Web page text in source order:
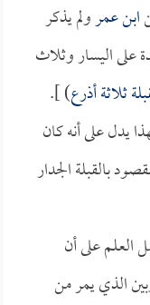
ابن عمرولم يذكر
على اليسار وثلاث
ثلاثة أذرع) ].
يدل على أنه كان
بالقبلة الجدار
على أن
الذي يمر من